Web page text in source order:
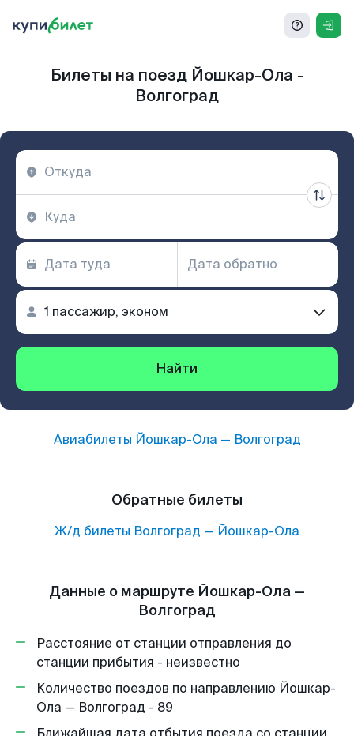
Билеты на поезд Йошкар-Ола -
Волгоград
Найти
Авиабилеты Йошкар-Ола — Волгоград
Обратные билеты
Ж/д билеты Волгоград — Йошкар-Ола
Данные о маршруте Йошкар-Ола —
Волгоград
Расстояние от станции отправления до
станции прибытия - неизвестно
Количество поездов по направлению Йошкар-
Ола — Волгоград - 89